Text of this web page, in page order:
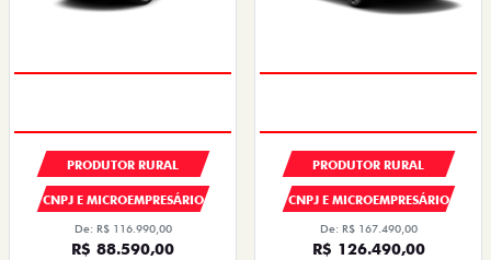
PRODUTOR RURAL
CNPJ E MICROEMPRESÁRIO
De: R$ 116.990,00
R$ 88.590,00
PRODUTOR RURAL
CNPJ E MICROEMPRESÁRIO
De: R$ 167.490,00
R$ 126.490,00